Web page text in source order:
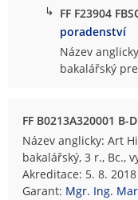
↳ FF F23904
poradenství
Název
bakalářský
FF B0213A320001 B-
Název anglicky: Art
bakalářský, 3 r., Bc.,
Akreditace: 5. 8.
Garant: Mgr. Ing.